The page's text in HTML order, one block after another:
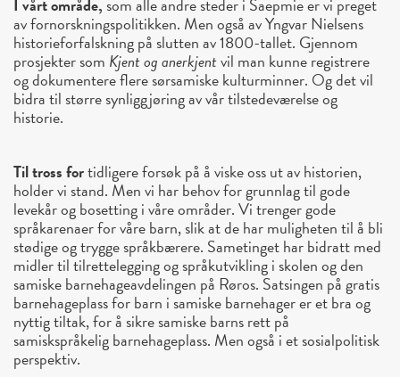
av fornorskningspolitikken. Men også av Yngvar Nielsens
historieforfalskning på slutten av 1800-tallet. Gjennom
prosjekter som Kjent og anerkjentvil man kunne registrere
og dokumentere flere sørsamiske kulturminner. Og det vil
bidra til større synliggjøring av vår tilstedeværelse og
historie.
Til tross fortidligere forsøk på å viske oss ut av historien,
holder vi stand. Men vi har behov for grunnlag til gode
levekår og bosetting i våre områder. Vi trenger gode
språkarenaer for våre barn, slik at de har muligheten til å bli
stødige og trygge språkbærere. Sametinget har bidratt med
midler til tilrettelegging og språkutvikling i skolen og den
samiske barnehageavdelingen på Røros. Satsingen på gratis
barnehageplass for barn i samiske barnehager er et bra og
nyttig tiltak, for å sikre samiske barns rett på
samiskspråkelig barnehageplass. Men også i et sosialpolitisk
perspektiv.